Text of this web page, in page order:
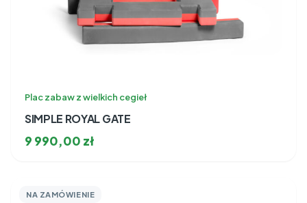
Plac zabaw z wielkich cegieł
SIMPLE ROYAL GATE
9 990,00 zł
NA ZAMÓWIENIE